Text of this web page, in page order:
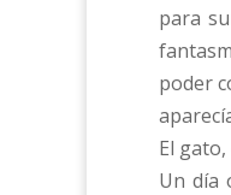
para
poder
El
Un día